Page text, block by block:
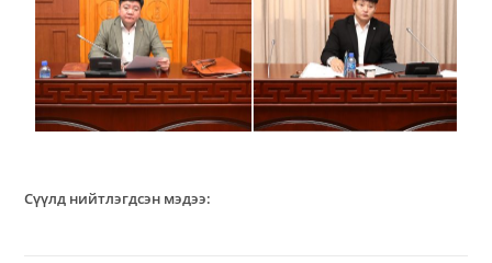
Сүүлд нийтлэгдсэн мэдээ: